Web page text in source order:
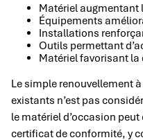
Matériel augmentant
Équipements
Installations
Outils permettant
Matériel favorisant la
Le simple renouvellement
existants n’est pas
le matériel d’occasion peut
certificat de conformité, y